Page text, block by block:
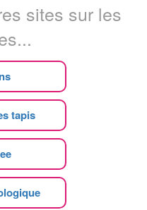
sites sur les
tapis